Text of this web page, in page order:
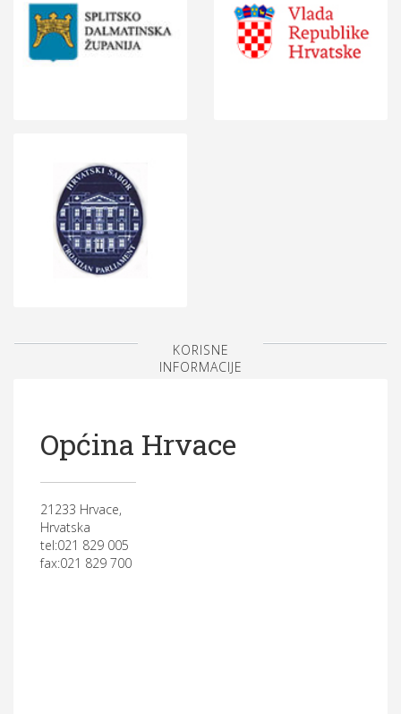
KORISNE
INFORMACIJE
Općina Hrvace
21233 Hrvace,
Hrvatska
tel:021 829 005
fax:021 829 700